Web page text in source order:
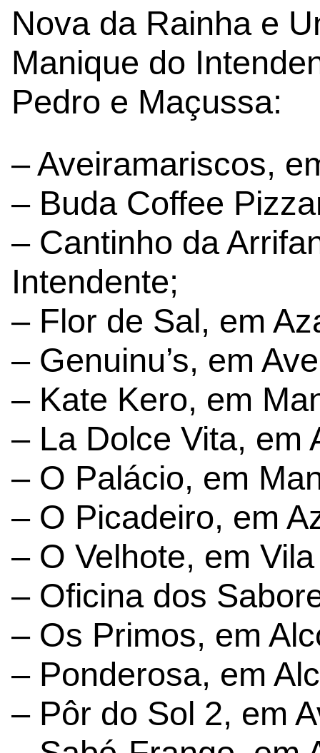
Nova da Rainha e
Manique do
Pedro e Maçussa:
– Aveiramariscos,
– Buda Coffee
– Cantinho da
Intendente;
– Flor de Sal, em
– Genuinu’s, em
– Kate Kero, em
– La Dolce Vita, em
– O Palácio, em
– O Picadeiro, em
– O Velhote, em
– Oficina dos
– Os Primos, em
– Ponderosa, em
– Pôr do Sol 2, em